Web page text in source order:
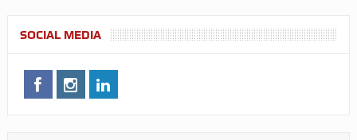
SOCIAL MEDIA